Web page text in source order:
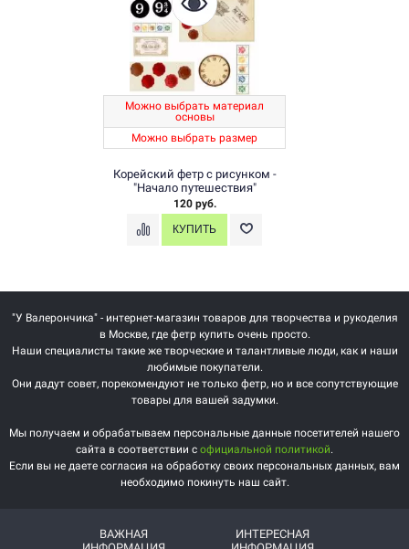
Можно выбрать материал
основы
Можно выбрать размер
Корейский фетр с рисунком -
"Начало путешествия"
120 руб.
"У Валерончика" - интернет-магазин товаров для творчества и рукоделия
в Москве, где фетр купить очень просто.
Наши специалисты такие же творческие и талантливые люди, как и наши
любимые покупатели.
Они дадут совет, порекомендуют не только фетр, но и все сопутствующие
товары для вашей задумки.
Мы получаем и обрабатываем персональные данные посетителей нашего
сайта в соответствии с официальной политикой.
Если вы не даете согласия на обработку своих персональных данных, вам
необходимо покинуть наш сайт.
ВАЖНАЯ
ИНТЕРЕСНАЯ